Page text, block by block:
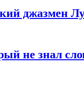
джазмен
не знал